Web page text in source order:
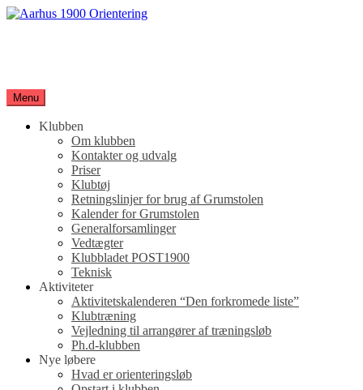
Spring
Menu
Klubben
Om klubben
Kontakter og udvalg
Priser
Klubtøj
Retningslinjer for brug af Grumstolen
Kalender for Grumstolen
Generalforsamlinger
Vedtægter
Klubbladet POST1900
Teknisk
Aktiviteter
Aktivitetskalenderen “Den forkromede liste”
Klubtræning
Vejledning til arrangører af træningsløb
Ph.d-klubben
Nye løbere
Hvad er orienteringsløb